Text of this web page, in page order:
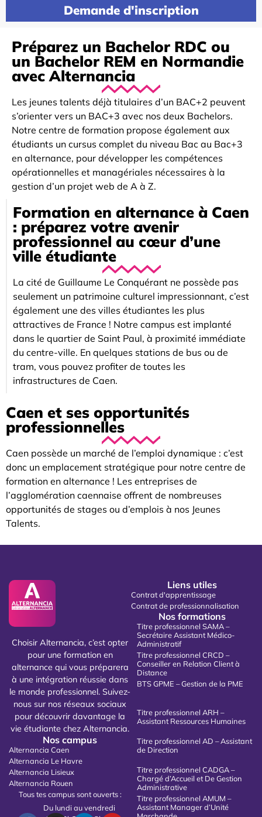
Demande d'inscription
Préparez un Bachelor RDC ou
un Bachelor REM en Normandie
avec Alternancia
Les jeunes talents déjà titulaires d’un BAC+2 peuvent
s’orienter vers un BAC+3 avec nos deux Bachelors.
Notre centre de formation propose également aux
étudiants un cursus complet du niveau Bac au Bac+3
en alternance, pour développer les compétences
opérationnelles et managériales nécessaires à la
gestion d’un projet web de A à Z.
Formation en alternance à Caen
: préparez votre avenir
professionnel au cœur d’une
ville étudiante
La cité de Guillaume Le Conquérant ne possède pas
seulement un patrimoine culturel impressionnant, c’est
également une des villes étudiantes les plus
attractives de France ! Notre campus est implanté
dans le quartier de Saint Paul, à proximité immédiate
du centre-ville. En quelques stations de bus ou de
tram, vous pouvez profiter de toutes les
infrastructures de Caen.
Caen et ses opportunités
professionnelles
Caen possède un marché de l’emploi dynamique : c’est
donc un emplacement stratégique pour notre centre de
formation en alternance ! Les entreprises de
l’agglomération caennaise offrent de nombreuses
opportunités de stages ou d’emplois à nos Jeunes
Talents.
Choisir Alternancia, c’est opter
pour une formation en
alternance qui vous préparera
à une intégration réussie dans
le monde professionnel. Suivez-
nous sur nos réseaux sociaux
pour découvrir davantage la
vie étudiante chez Alternancia.
Nos campus
Alternancia Caen
Alternancia Le Havre
Alternancia Lisieux
Alternancia Rouen
Tous tes campus sont ouverts :
Du lundi au vendredi
Liens utiles
Contrat d'apprentissage
Contrat de professionnalisation
Nos formations
Titre professionnel SAMA –
Secrétaire Assistant Médico-
Administratif
Titre professionnel CRCD –
Conseiller en Relation Client à
Distance
BTS GPME – Gestion de la PME
Titre professionnel ARH –
Assistant Ressources Humaines
Titre professionnel AD – Assistant
de Direction
Titre professionnel CADGA –
Chargé d’Accueil et De Gestion
Administrative
Titre professionnel AMUM –
Assistant Manager d’Unité